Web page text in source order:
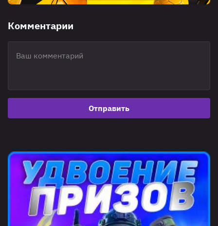
Комментарии
Отправить